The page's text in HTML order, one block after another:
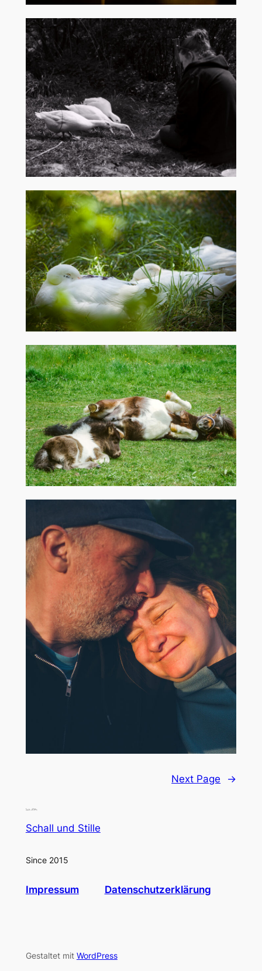
Next Page →
Schall und Stille
Since 2015
Impressum Datenschutzerklärung
Gestaltet mit WordPress